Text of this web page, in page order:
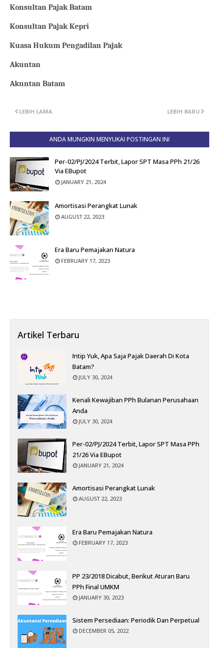
Konsultan Pajak Batam
Konsultan Pajak Kepri
Kuasa Hukum Pengadilan Pajak
Akuntan
Akuntan Batam
LEBIH BARU
LEBIH LAMA
ANDA MUNGKIN MENYUKAI POSTINGAN INI
Per-02/PJ/2024 Terbit, Lapor SPT Masa PPh 21/26
Via EBupot
JANUARY 21, 2024
Amortisasi Perangkat Lunak
AUGUST 22, 2023
Era Baru Pemajakan Natura
FEBRUARY 17, 2023
Artikel Terbaru
Intip Yuk, Apa Saja Pajak Daerah Di Kota
Batam?
JULY 30, 2024
Kenali Kewajiban PPh Bulanan Perusahaan
Anda
JULY 30, 2024
Per-02/PJ/2024 Terbit, Lapor SPT Masa PPh
21/26 Via EBupot
JANUARY 21, 2024
Amortisasi Perangkat Lunak
AUGUST 22, 2023
Era Baru Pemajakan Natura
FEBRUARY 17, 2023
PP 23/2018 Dicabut, Berikut Aturan Baru
PPh Final UMKM
JANUARY 30, 2023
Sistem Persediaan: Periodik Dan Perpetual
DECEMBER 05, 2022